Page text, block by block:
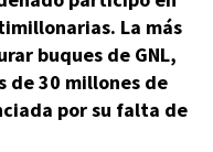
La más
buques de GNL,
de 30 millones de
por su falta de